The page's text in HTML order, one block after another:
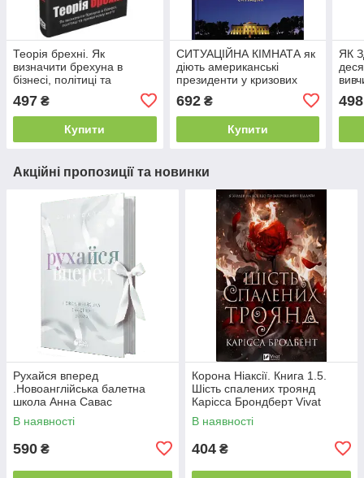
Теорія брехні. Як
визначити брехуна в
бізнесі, політиці та
Екман) КМ Букс
497 ₴
Купити
СИТУАЦІЙНА КІМНАТА як
діють американські
президенти у кризових
ситуаціях Ліза Дікі КМ-Букс
692₴
Купити
ЯК
498
Акційні пропозиції та новинки
Рухайся вперед
.Новоанглійська балетна
школа Анна Савас
READBERRY
В наявності
590 ₴
Корона Ніаксії. Книга 1.5.
Шість спалених троянд
Карісса Брондберт Vivat
В наявності
404 ₴